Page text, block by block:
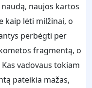
naujos kartos
kaip lėti milžinai, o
perbėgti per
fragmentą, o
vadovaus tokiam
pateikia mažas,